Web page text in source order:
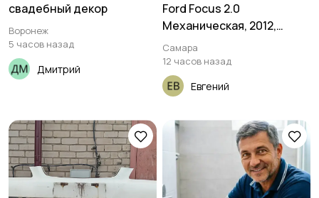
свадебный декор
Воронеж
5 часов назад
Дмитрий
Ford Focus 2.0
Механическая, 2012,
172124 км
Самара
12 часов назад
Евгений